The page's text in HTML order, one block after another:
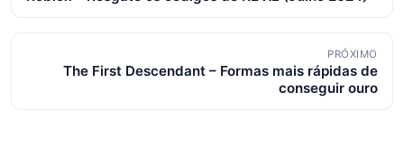
de
posts
PRÓXIMO
The First Descendant – Formas mais rápidas de
conseguir ouro